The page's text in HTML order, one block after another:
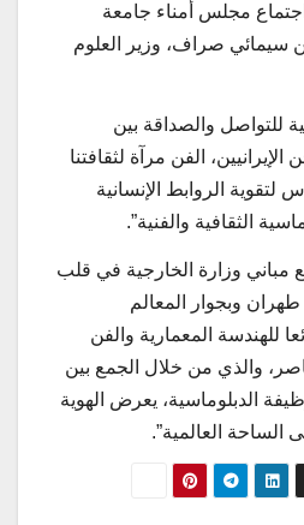
مجلس أمناء جامعة
سيمائي صراف، وزير العلوم
للتواصل والصداقة بين
الفن مرآة لثقافتنا
لتقوية الروابط الإنسانية
الثقافية والفنية”.
وزارة الخارجية في قلب
وبجوار المعالم
للهندسة المعمارية والفن
والذي من خلال الجمع بين
الدبلوماسية، يعرض الهوية
الساحة العالمية”.